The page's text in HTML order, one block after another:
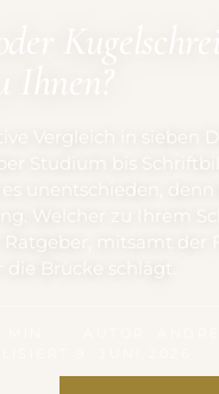
Vergleich in sieben
Studium bis
es unentschieden, denn
Welcher zu Ihrem
Ratgeber, mitsamt der
die Brücke schlägt.